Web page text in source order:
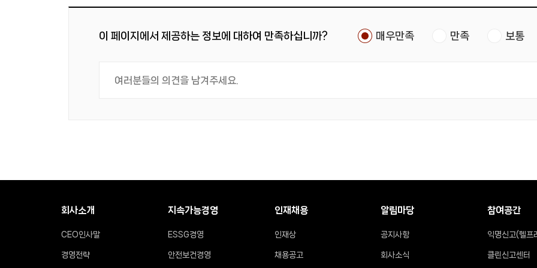
이 페이지에서 제공하는 정보에 대하여 만족하십니까? 매우만족 만족 보통
회사소개
CEO인사말
경영전략
지속가능경영
ESSG경영
안전보건경영
인재채용
인재상
채용공고
알림마당
공지사항
회사소식
참여공간
익명신고(헬프
클린신고센터